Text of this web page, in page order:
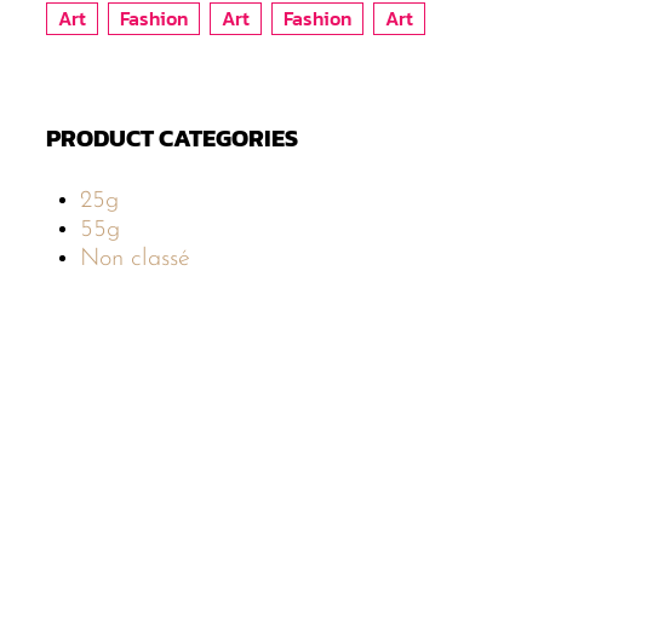
Art
Fashion Art Fashion Art
PRODUCT CATEGORIES
25g
55g
Non classé